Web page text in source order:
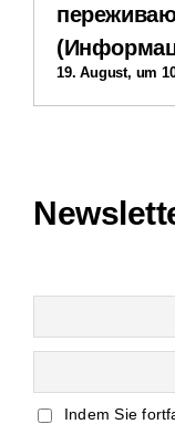
Interner
19. August, um
Indem Sie